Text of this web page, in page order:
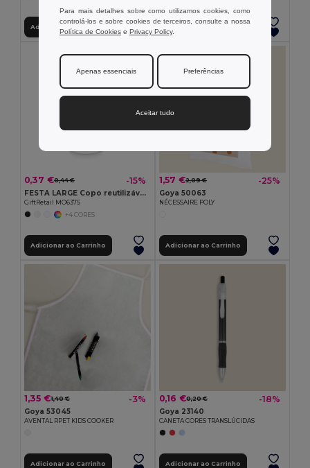
Adicionar ao Carrinho
0,37 €0,44 € -15%
FESTA LARGE Copo reutilizável eventos 300ml
GiftRetail MO6375
+4 CORES
Adicionar ao Carrinho
1,57 €2,09 € -25%
Goya 50063
NÉCESSAIRE POLY
Adicionar ao Carrinho
1,35 €1,40 € -3%
Goya 53045
AVENTAL RPET KIDS COOKER
Adicionar ao Carrinho
0,16 €0,20 € -18%
Goya 23140
CANETA CORES TRANSLÚCIDAS
Adicionar ao Carrinho
Para mais detalhes sobre como utilizamos cookies, como
controlá-los e sobre cookies de terceiros, consulte a nossa
Política de Cookies e Privacy Policy.
Apenas essenciais Preferências
Aceitar tudo